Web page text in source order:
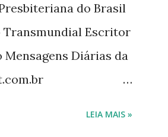
do Brasil
Transmundial Escritor
Diárias da
LEIA MAIS »